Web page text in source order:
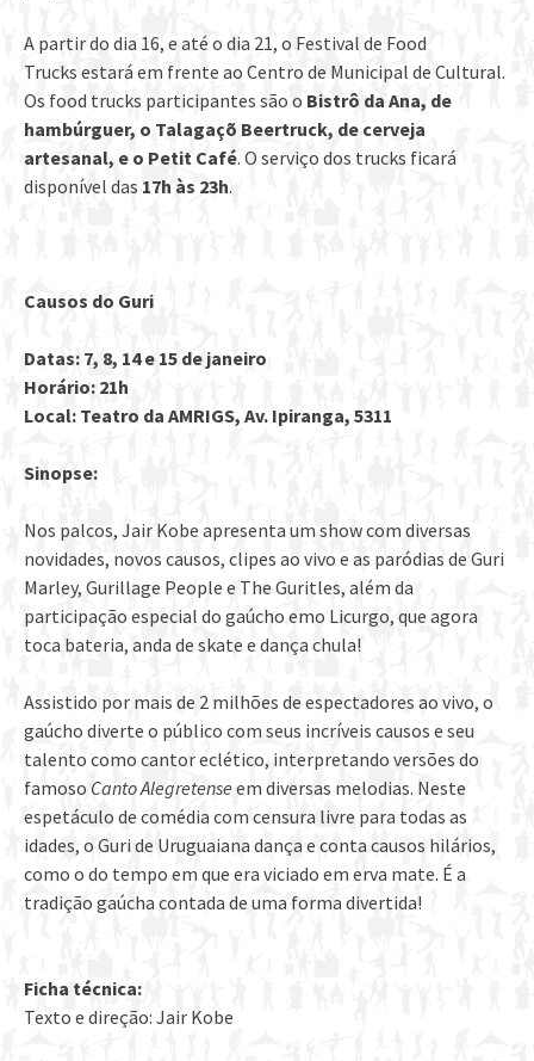
A partir do dia 16, e até o dia 21, o Festival de Food
Trucks estará em frente ao Centro de Municipal de Cultural.
Os food trucks participantes são o Bistrô da Ana, de
hambúrguer, o Talagaçõ Beertruck, de cerveja
artesanal, e o Petit Café. O serviço dos trucks ficará
disponível das 17h às 23h.
Causos do Guri
Datas: 7, 8, 14 e 15 de janeiro
Horário: 21h
Local: Teatro da AMRIGS, Av. Ipiranga, 5311
Sinopse:
Nos palcos, Jair Kobe apresenta um show com diversas
novidades, novos causos, clipes ao vivo e as paródias de Guri
Marley, Gurillage People e The Guritles, além da
participação especial do gaúcho emo Licurgo, que agora
toca bateria, anda de skate e dança chula!
Assistido por mais de 2 milhões de espectadores ao vivo, o
gaúcho diverte o público com seus incríveis causos e seu
talento como cantor eclético, interpretando versões do
famoso Canto Alegretenseem diversas melodias. Neste
espetáculo de comédia com censura livre para todas as
idades, o Guri de Uruguaiana dança e conta causos hilários,
como o do tempo em que era viciado em erva mate. É a
tradição gaúcha contada de uma forma divertida!
Ficha técnica:
Texto e direção: Jair Kobe